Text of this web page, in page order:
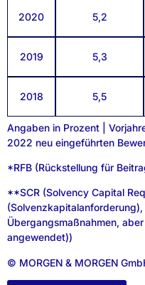
2020 5,2
2019 5,3
2018 5,5
Angaben in Prozent |
2022 neu eingeführten
*RFB (Rückstellung für
**SCR (Solvency Capital
Übergangsmaßnahmen,
angewendet))
© MORGEN & MORGEN